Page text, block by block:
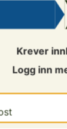
Krever
Logg inn
og
over